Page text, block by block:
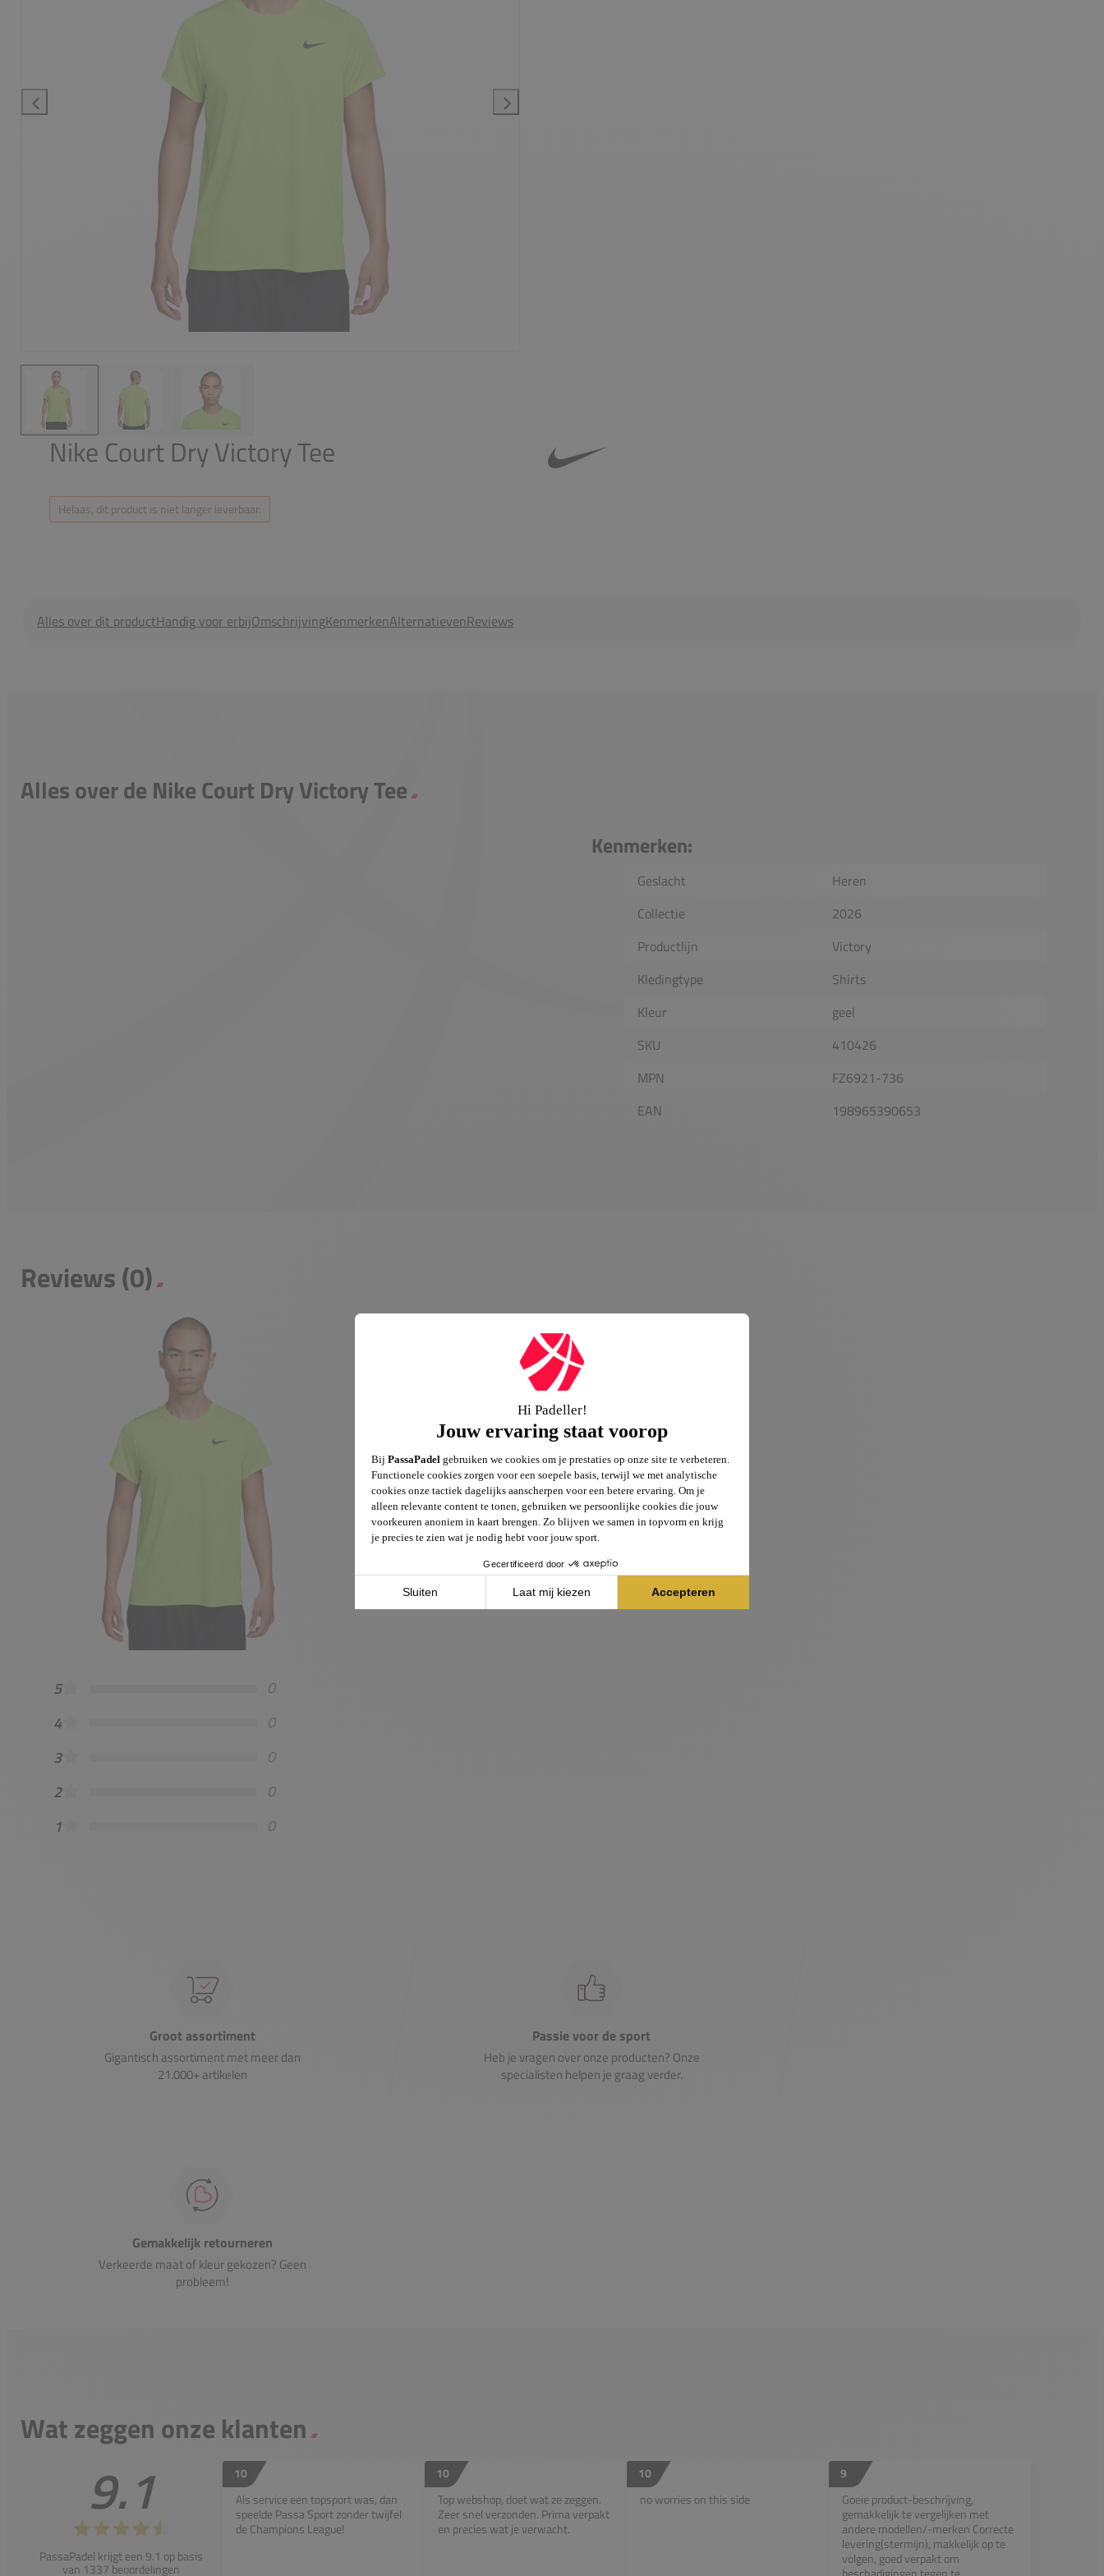
Nike Court Dry Victory Tee
Helaas, dit product is niet langer leverbaar.
Alles over dit productHandig voor erbijOmschrijvingKenmerkenAlternatievenReviews
Alles over de Nike Court Dry Victory Tee
Kenmerken:
Geslacht
Heren
Collectie
2026
Productlijn
Victory
Kledingtype
Shirts
Kleur
geel
SKU
410426
MPN
FZ6921-736
EAN
198965390653
Reviews (0)
Algemene beoordeling van”Nike Court Dry Victory Tee“
gebasseerd op0reviews
Schrijf een review
5
0
4
0
3
0
2
0
1
0
Groot assortiment
Gigantisch assortiment met meer dan
21.000+ artikelen
Passie voor de sport
Heb je vragen over onze producten? Onze
specialisten helpen je graag verder.
Gemakkelijk retourneren
Verkeerde maat of kleur gekozen? Geen
probleem!
Wat zeggen onze klanten
9.1
PassaPadel krijgt een 9.1 op basis
van 1337 beoordelingen
10
Als service een topsport was, dan
speelde Passa Sport zonder twijfel
de Champions League!
10
Top webshop, doet wat ze zeggen.
Zeer snel verzonden. Prima verpakt
en precies wat je verwacht.
10
no worries on this side
9
Goeie product-beschrijving,
gemakkelijk te vergelijken met
andere modellen/-merken Correcte
levering(stermijn), makkelijk op te
volgen, goed verpakt om